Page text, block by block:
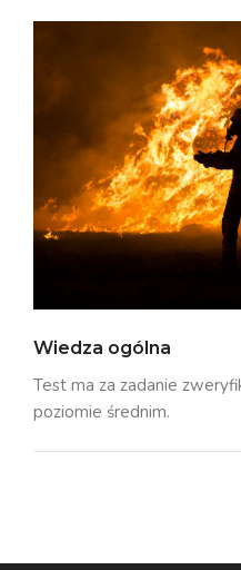
Wiedza ogólna
Test ma za zadanie
poziomie średnim.